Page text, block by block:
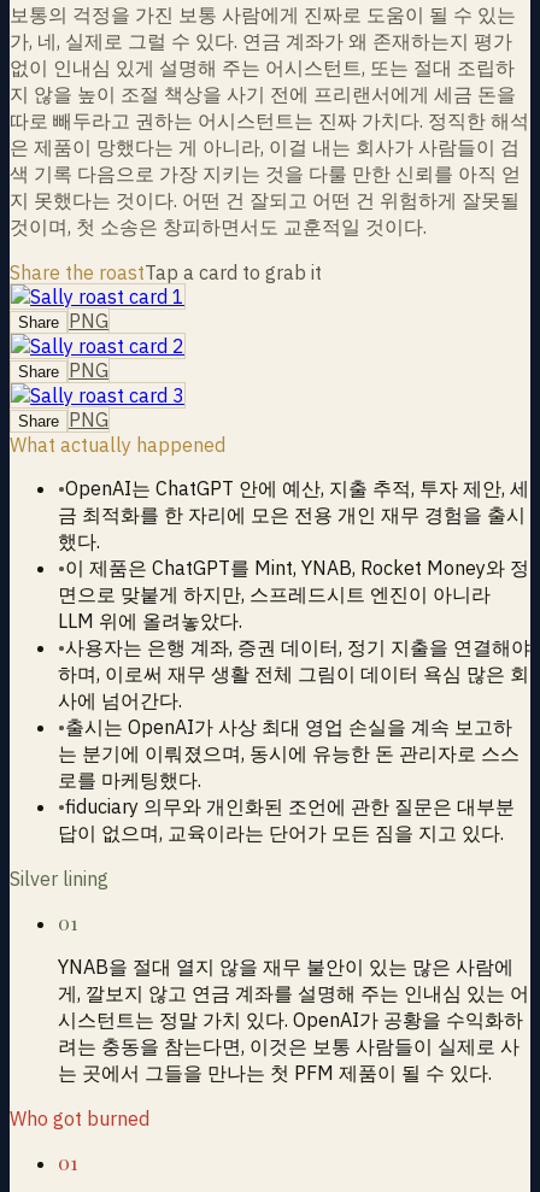
보통의 걱정을 가진 보통 사람에게 진짜로 도움이 될 수 있는
가, 네, 실제로 그럴 수 있다. 연금 계좌가 왜 존재하는지 평가
없이 인내심 있게 설명해 주는 어시스턴트, 또는 절대 조립하
지 않을 높이 조절 책상을 사기 전에 프리랜서에게 세금 돈을
따로 빼두라고 권하는 어시스턴트는 진짜 가치다. 정직한 해석
은 제품이 망했다는 게 아니라, 이걸 내는 회사가 사람들이 검
색 기록 다음으로 가장 지키는 것을 다룰 만한 신뢰를 아직 얻
지 못했다는 것이다. 어떤 건 잘되고 어떤 건 위험하게 잘못될
것이며, 첫 소송은 창피하면서도 교훈적일 것이다.
Share the roastTap a card to grab it
Share PNG
Share PNG
Share PNG
What actually happened
•OpenAI는 ChatGPT 안에 예산, 지출 추적, 투자 제안, 세
금 최적화를 한 자리에 모은 전용 개인 재무 경험을 출시
했다.
•이 제품은 ChatGPT를 Mint, YNAB, Rocket Money와 정
면으로 맞붙게 하지만, 스프레드시트 엔진이 아니라
LLM 위에 올려놓았다.
•사용자는 은행 계좌, 증권 데이터, 정기 지출을 연결해야
하며, 이로써 재무 생활 전체 그림이 데이터 욕심 많은 회
사에 넘어간다.
•출시는 OpenAI가 사상 최대 영업 손실을 계속 보고하
는 분기에 이뤄졌으며, 동시에 유능한 돈 관리자로 스스
로를 마케팅했다.
•fiduciary 의무와 개인화된 조언에 관한 질문은 대부분
답이 없으며, 교육이라는 단어가 모든 짐을 지고 있다.
Silver lining
01
YNAB을 절대 열지 않을 재무 불안이 있는 많은 사람에
게, 깔보지 않고 연금 계좌를 설명해 주는 인내심 있는 어
시스턴트는 정말 가치 있다. OpenAI가 공황을 수익화하
려는 충동을 참는다면, 이것은 보통 사람들이 실제로 사
는 곳에서 그들을 만나는 첫 PFM 제품이 될 수 있다.
Who got burned
01